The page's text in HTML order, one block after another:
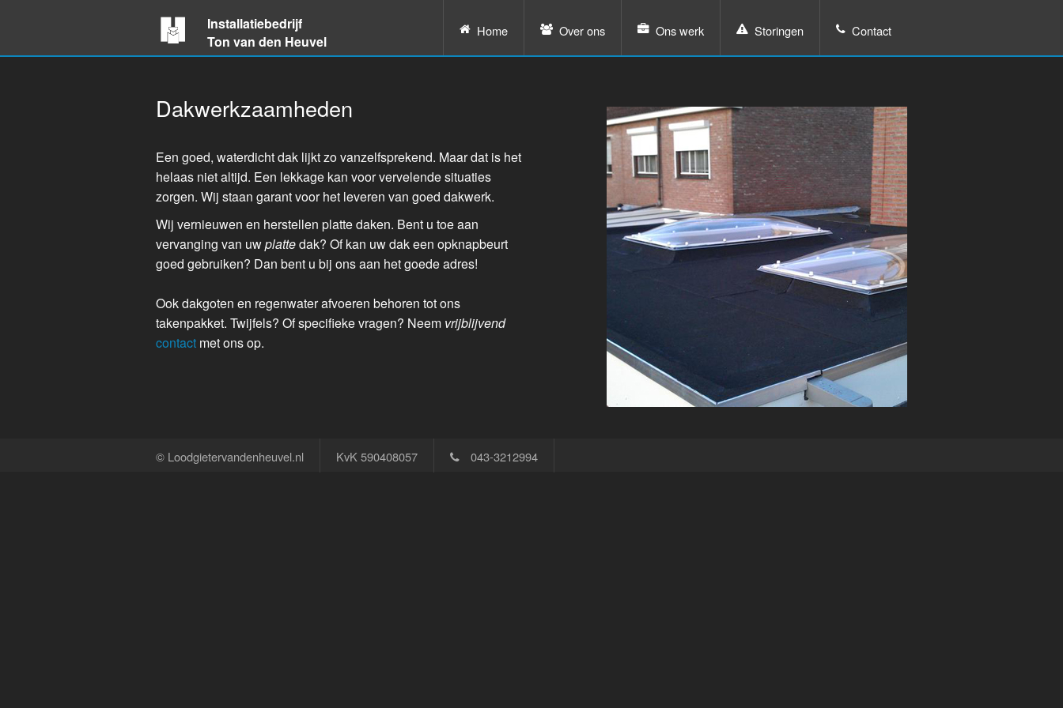
Installatiebedrijf
Ton van den Heuvel
Home Over ons Ons werk Storingen Contact
Dakwerkzaamheden
Een goed, waterdicht dak lijkt zo vanzelfsprekend. Maar dat is het
helaas niet altijd. Een lekkage kan voor vervelende situaties
zorgen. Wij staan garant voor het leveren van goed dakwerk.
Wij vernieuwen en herstellen platte daken. Bent u toe aan
vervanging van uwplattedak? Of kan uw dak een opknapbeurt
goed gebruiken? Dan bent u bij ons aan het goede adres!
Ook dakgoten en regenwater afvoeren behoren tot ons
takenpakket. Twijfels? Of specifieke vragen? Neem vrijblijvend
contact met ons op.
© Loodgietervandenheuvel.nl KvK 590408057 043-3212994